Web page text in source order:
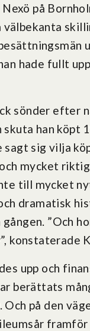
på
hade fullt
sönder efter
han köpt
sagt sig vilja
mycket
till mycket
dramatisk
”Och
konstaterade
upp och
berättats
på den
framför